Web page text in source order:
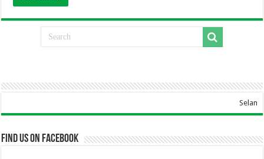
Selamat Datang
Find us on Facebook